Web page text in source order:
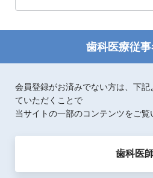
定価：10,000円
著者：阿部伸一、
隆、箕輪和行
出版社：医歯薬出版
機能的顔貌主導
康之
歯科医療従
会員登録がお済みでない方は、下
ていただくことで
当サイトの一部のコンテンツをご覧
歯科医